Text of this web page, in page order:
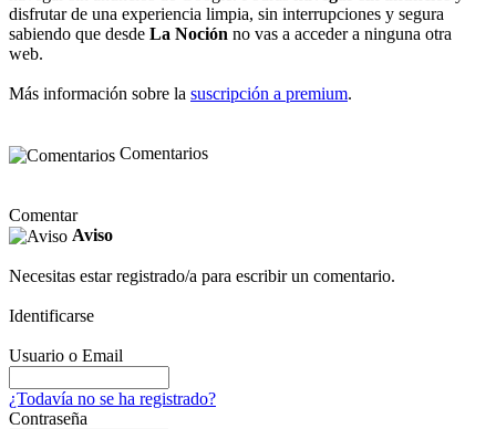
disfrutar de una experiencia limpia, sin interrupciones y segura
sabiendo que desde La Noción no vas a acceder a ninguna otra
web.
Más información sobre la suscripción a premium.
Comentarios
Comentar
Aviso
Necesitas estar registrado/a para escribir un comentario.
Identificarse
Usuario o Email
¿Todavía no se ha registrado?
Contraseña